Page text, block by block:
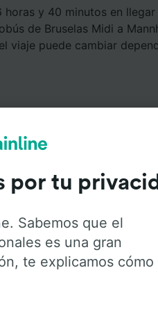
y 40 minutos en llegar
de Bruselas Midi a
viaje puede cambiar
conFlixbus . Haz click en las
servicios que ofrece cada
por tu
Sabemos que el
es una gran
te explicamos cómo